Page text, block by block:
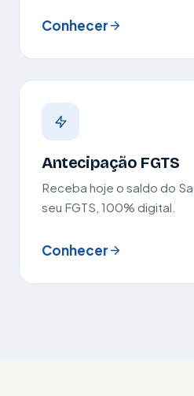
Conhecer
Antecipação FGTS
Receba hoje o saldo do
seu FGTS, 100% digital.
Conhecer